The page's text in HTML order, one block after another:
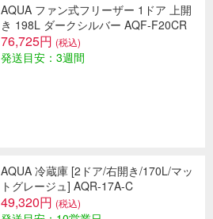
AQUA ファン式フリーザー 1ドア 上開
き 198L ダークシルバー AQF-F20CR
76,725円 (税込)
発送目安：3週間
AQUA 冷蔵庫 [2ドア/右開き/170L/マッ
トグレージュ] AQR-17A-C
49,320円 (税込)